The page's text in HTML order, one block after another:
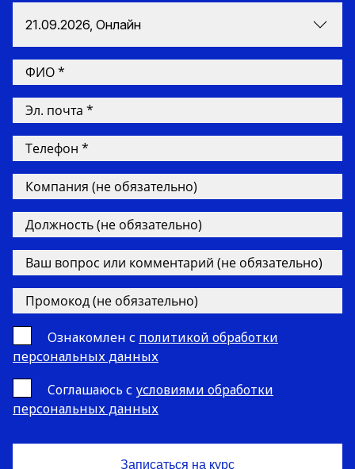
21.09.2026, Онлайн
Ознакомлен с политикой обработки
персональных данных
Cоглашаюсь с условиями обработки
персональных данных